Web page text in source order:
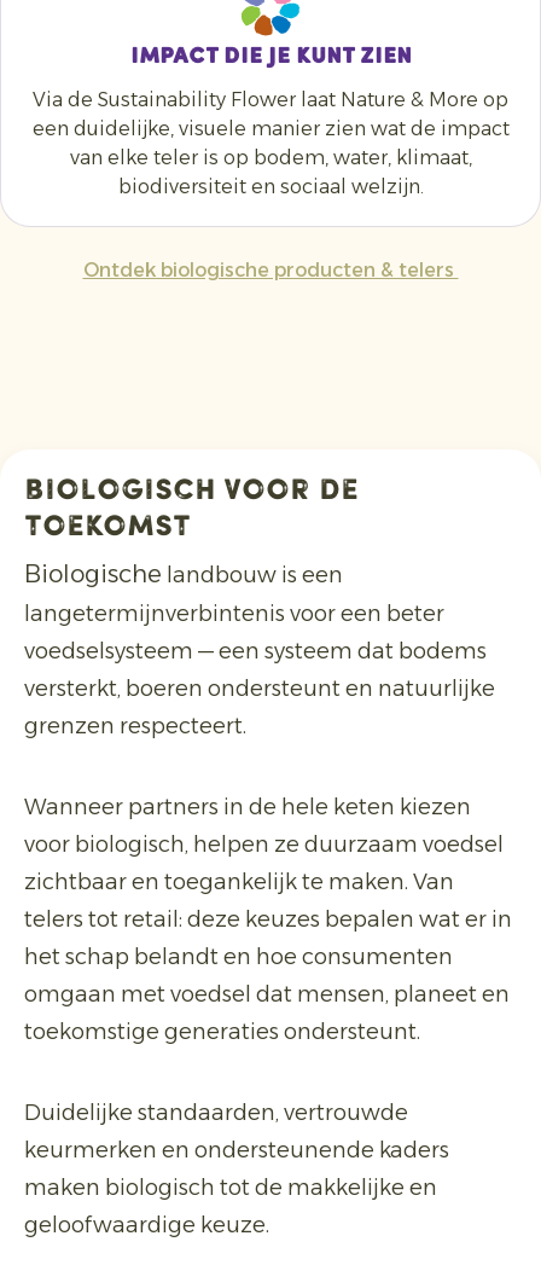
Impact die je kunt zien
Via de Sustainability Flower laat Nature & More op
een duidelijke, visuele manier zien wat de impact
van elke teler is op bodem, water, klimaat,
biodiversiteit en sociaal welzijn.
Ontdek biologische producten & telers
biologisch voor de
toekomst
Biologische landbouw is een
langetermijnverbintenis voor een beter
voedselsysteem — een systeem dat bodems
versterkt, boeren ondersteunt en natuurlijke
grenzen respecteert.
Wanneer partners in de hele keten kiezen
voor biologisch, helpen ze duurzaam voedsel
zichtbaar en toegankelijk te maken. Van
telers tot retail: deze keuzes bepalen wat er in
het schap belandt en hoe consumenten
omgaan met voedsel dat mensen, planeet en
toekomstige generaties ondersteunt.
Duidelijke standaarden, vertrouwde
keurmerken en ondersteunende kaders
maken biologisch tot de makkelijke en
geloofwaardige keuze.